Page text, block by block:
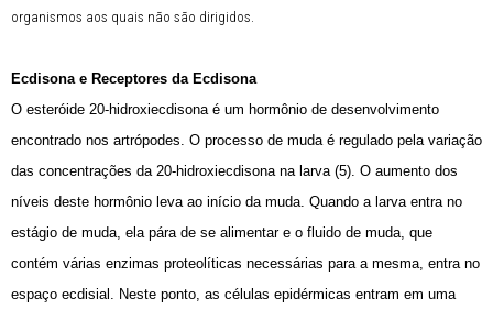
organismos aos quais não são dirigidos.
Ecdisona e Receptores da Ecdisona
O esteróide 20-hidroxiecdisona é um hormônio de desenvolvimento
encontrado nos artrópodes. O processo de muda é regulado pela variação
das concentrações da 20-hidroxiecdisona na larva (5). O aumento dos
níveis deste hormônio leva ao início da muda. Quando a larva entra no
estágio de muda, ela pára de se alimentar e o fluido de muda, que
contém várias enzimas proteolíticas necessárias para a mesma, entra no
espaço ecdisial. Neste ponto, as células epidérmicas entram em uma